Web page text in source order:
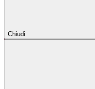
Chiudi